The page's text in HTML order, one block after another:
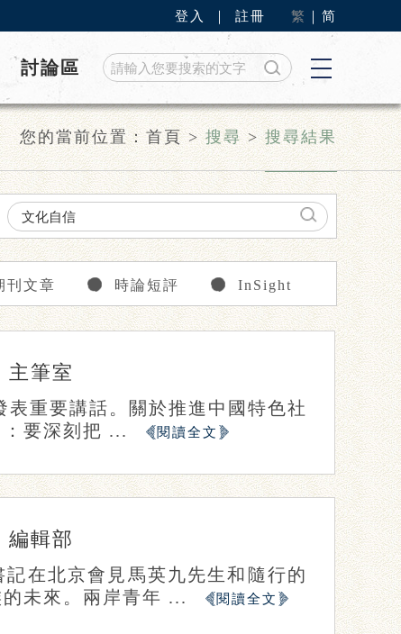
登入 註冊 繁 简
討論區
您的當前位置：首頁>搜尋>搜尋結果
刊文章 時論短評 InSight
主筆室
重要講話。關於推進中國特色社
要深刻把 ...
閱讀全文
編輯部
在北京會見馬英九先生和隨行的
未來。兩岸青年 ...
閱讀全文